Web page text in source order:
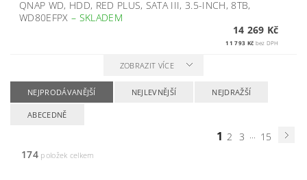
QNAP WD, HDD, RED PLUS, SATA III, 3.5-INCH, 8TB,
WD80EFPX– SKLADEM
14 269 Kč
11 793 Kč bez DPH
ZOBRAZIT VÍCE
NEJPRODÁVANĚJŠÍ NEJLEVNĚJŠÍ NEJDRAŽŠÍ
ABECEDNĚ
1 2 3 ... 15
174položek celkem